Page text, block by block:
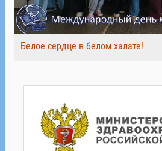
Белое сердце в белом халате!